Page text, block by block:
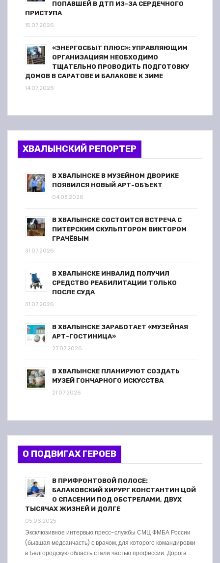
ПОПАВШЕЙ В ДТП ИЗ-ЗА СЕРДЕЧНОГО
ПРИСТУПА
15.07.2026
«ЭНЕРГОСБЫТ ПЛЮС»: УПРАВЛЯЮЩИМ
ОРГАНИЗАЦИЯМ НЕОБХОДИМО
ТЩАТЕЛЬНО ПРОВОДИТЬ ПОДГОТОВКУ
ДОМОВ В САРАТОВЕ И БАЛАКОВЕ К ЗИМЕ
14.07.2026
ХВАЛЫНСКИЙ РЕПОРТЕР
В ХВАЛЫНСКЕ В МУЗЕЙНОМ ДВОРИКЕ
ПОЯВИЛСЯ НОВЫЙ АРТ-ОБЪЕКТ
04.08.2026
В ХВАЛЫНСКЕ СОСТОИТСЯ ВСТРЕЧА С
ПИТЕРСКИМ СКУЛЬПТОРОМ ВИКТОРОМ
ГРАЧЁВЫМ
31.07.2026
В ХВАЛЫНСКЕ ИНВАЛИД ПОЛУЧИЛ
СРЕДСТВО РЕАБИЛИТАЦИИ ТОЛЬКО
ПОСЛЕ СУДА
31.07.2026
В ХВАЛЫНСКЕ ЗАРАБОТАЕТ «МУЗЕЙНАЯ
АРТ-ГОСТИНИЦА»
27.07.2026
В ХВАЛЫНСКЕ ПЛАНИРУЮТ СОЗДАТЬ
МУЗЕЙ ГОНЧАРНОГО ИСКУССТВА
21.07.2026
О ПОДВИГАХ ГЕРОЕВ
В ПРИФРОНТОВОЙ ПОЛОСЕ:
БАЛАКОВСКИЙ ХИРУРГ КОНСТАНТИН ЦОЙ
О СПАСЕНИИ ПОД ОБСТРЕЛАМИ, ДВУХ
ТЫСЯЧАХ ЖИЗНЕЙ И ДОЛГЕ
05.06.2025
Эксклюзивное интервью пресс-службы СМЦ ФМБА России
(бывшая медсанчасть) с врачом, для которого командировки
в Белгородскую область стали частью профессии. Дорога …